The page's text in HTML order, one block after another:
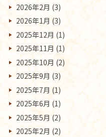
2026年2月 (3)
2026年1月 (3)
2025年12月 (1)
2025年11月 (1)
2025年10月 (2)
2025年9月 (3)
2025年7月 (1)
2025年6月 (1)
2025年5月 (2)
2025年2月 (2)